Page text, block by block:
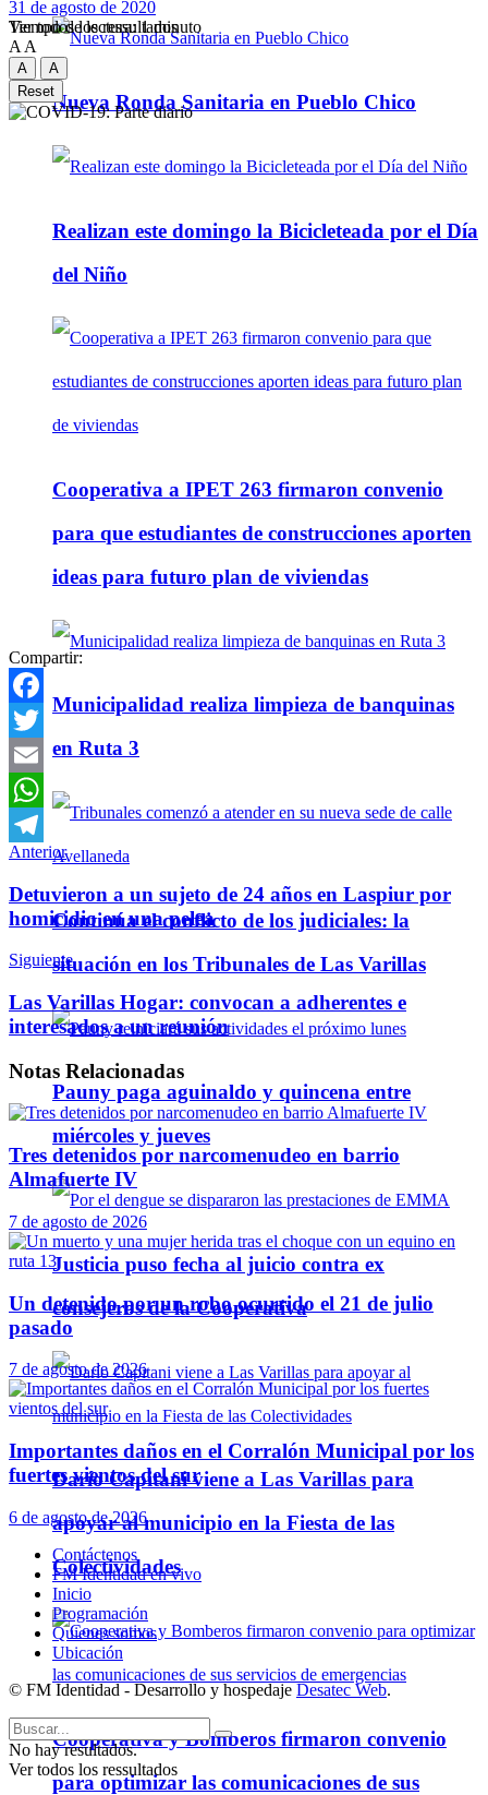
Nueva Ronda Sanitaria en Pueblo Chico
Realizan este domingo la Bicicleteada por el Día
del Niño
Cooperativa a IPET 263 firmaron convenio
para que estudiantes de construcciones aporten
ideas para futuro plan de viviendas
Municipalidad realiza limpieza de banquinas
en Ruta 3
Continúa el conflicto de los judiciales: la
situación en los Tribunales de Las Varillas
Pauny paga aguinaldo y quincena entre
miércoles y jueves
Justicia puso fecha al juicio contra ex
consejeros de la Cooperativa
Darío Capitani viene a Las Varillas para
apoyar al municipio en la Fiesta de las
Colectividades
Cooperativa y Bomberos firmaron convenio
para optimizar las comunicaciones de sus
Ver todos los ressultados
31 de agosto de 2020
Tiempo de lectura: 1 minuto
A A
A
A
Reset
Compartir:
Facebook
Twitter
Email
WhatsApp
Telegram
Anterior
Detuvieron a un sujeto de 24 años en Laspiur por
homicidio en una pelea
Siguiente
Las Varillas Hogar: convocan a adherentes e
interesados a un reunión
Notas Relacionadas
Tres detenidos por narcomenudeo en barrio
Almafuerte IV
7 de agosto de 2026
Un detenido por un robo ocurrido el 21 de julio
pasado
7 de agosto de 2026
Importantes daños en el Corralón Municipal por los
fuertes vientos del sur
6 de agosto de 2026
Contáctenos
FM Identidad en vivo
Inicio
Programación
Quienes somos
Ubicación
© FM Identidad - Desarrollo y hospedaje Desatec Web.
No hay resultados.
Ver todos los ressultados